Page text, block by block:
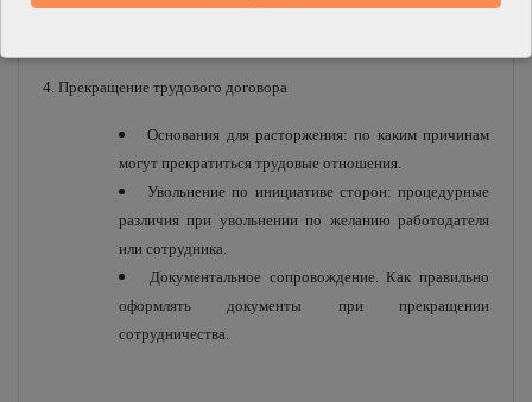
Согласование с работником: важность соблюдения
4. Прекращение трудового договора
Основания для расторжения: по каким причинам
могут прекратиться трудовые отношения.
Увольнение по инициативе сторон: процедурные
различия при увольнении по желанию работодателя
или сотрудника.
Документальное сопровождение. Как правильно
оформлять документы при прекращении
сотрудничества.